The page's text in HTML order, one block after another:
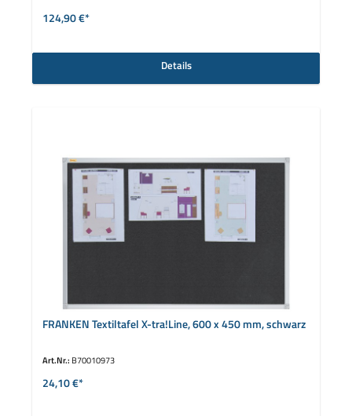
124,90 €*
Details
FRANKEN Textiltafel X-tra!Line, 600 x 450 mm, schwarz
Art.Nr.: B70010973
24,10 €*